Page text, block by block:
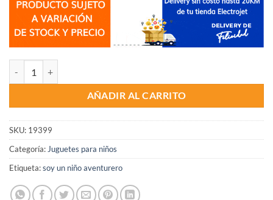
AÑADIR AL CARRITO
SKU: 19399
Categoría:Juguetes para niños
Etiqueta:soy un niño aventurero